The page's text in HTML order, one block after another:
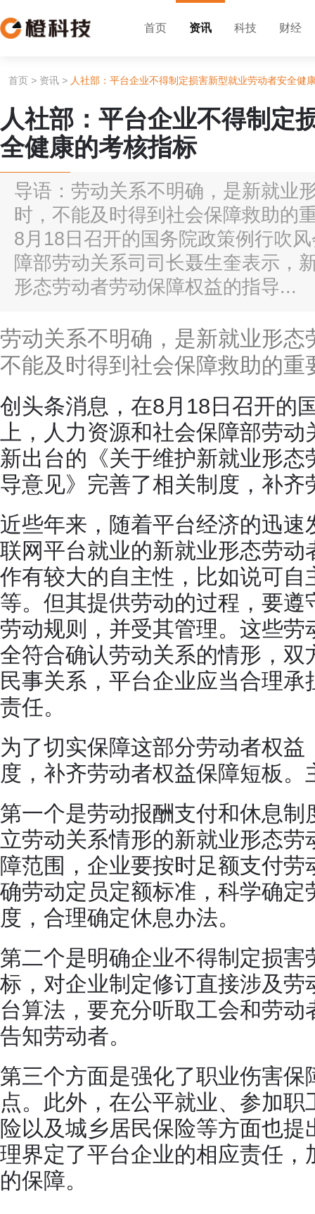
首页 资讯 科技 财经
首页 > 资讯 > 人社部：平台企业不得制定损害新型就业劳动者安全健
人社部：平台企业不得制定
全健康的考核指标
导语：劳动关系不明确，是新就业
时，不能及时得到社会保障救助的
8月18日召开的国务院政策例行吹
障部劳动关系司司长聂生奎表示，
形态劳动者劳动保障权益的指导...
劳动关系不明确，是新就业形
不能及时得到社会保障救助的重
创头条消息，在8月18日召开的
上，人力资源和社会保障部劳
新出台的《关于维护新就业形
导意见》完善了相关制度，补
近些年来，随着平台经济的迅
联网平台就业的新就业形态劳
作有较大的自主性，比如说可自
等。但其提供劳动的过程，要
劳动规则，并受其管理。这些
全符合确认劳动关系的情形，
民事关系，平台企业应当合理
责任。
为了切实保障这部分劳动者权
度，补齐劳动者权益保障短板
第一个是劳动报酬支付和休息
立劳动关系情形的新就业形态
障范围，企业要按时足额支付
确劳动定员定额标准，科学确
度，合理确定休息办法。
第二个是明确企业不得制定损
标，对企业制定修订直接涉及
台算法，要充分听取工会和劳
告知劳动者。
第三个方面是强化了职业伤害
点。此外，在公平就业、参加
险以及城乡居民保险等方面也
理界定了平台企业的相应责任
的保障。